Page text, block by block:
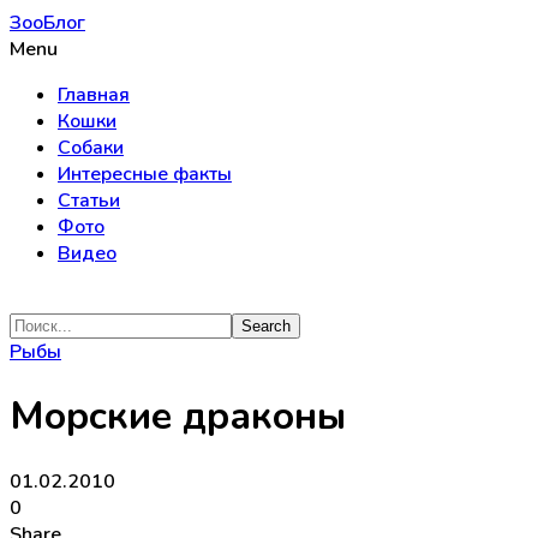
ЗооБлог
Menu
Главная
Кошки
Собаки
Интересные факты
Статьи
Фото
Видео
Рыбы
Морские драконы
01.02.2010
0